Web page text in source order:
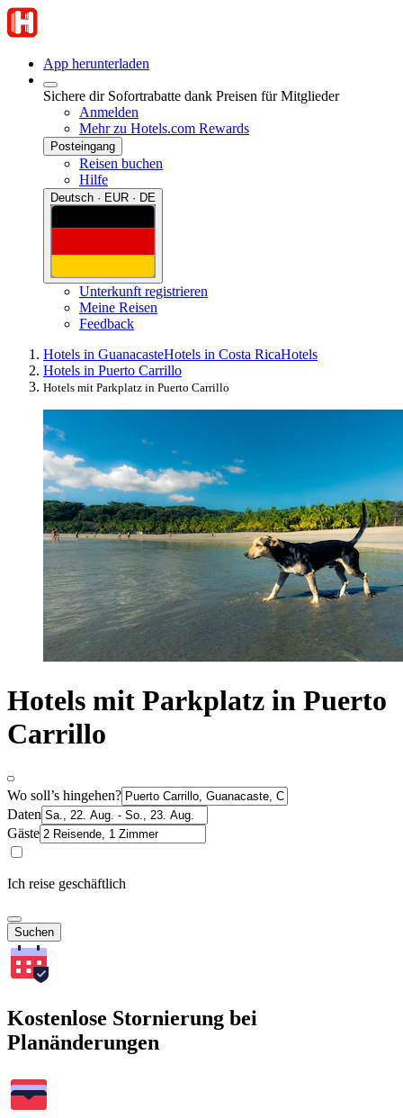
App herunterladen
Sichere dir Sofortrabatte dank Preisen für Mitglieder
Anmelden
Mehr zu Hotels.com Rewards
Posteingang
Reisen buchen
Hilfe
Deutsch · EUR · DE
Unterkunft registrieren
Meine Reisen
Feedback
Hotels in GuanacasteHotels in Costa RicaHotels
Hotels in Puerto Carrillo
Hotels mit Parkplatz in Puerto Carrillo
Hotels mit Parkplatz in Puerto
Carrillo
Wo soll’s hingehen?
Daten
Gäste
Ich reise geschäftlich
Suchen
Kostenlose Stornierung bei
Planänderungen